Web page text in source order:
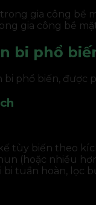
gia công bề
bi phổ
bi phổ biến,
tùy biến theo
(hoặc nhiều
tuần hoàn, lọc